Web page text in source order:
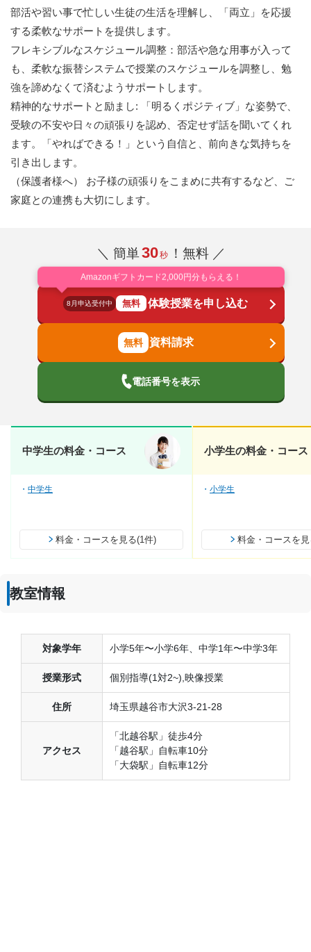
部活や習い事で忙しい生徒の生活を理解し、「両立」を応援
する柔軟なサポートを提供します。
フレキシブルなスケジュール調整：部活や急な用事が入って
も、柔軟な振替システムで授業のスケジュールを調整し、勉
強を諦めなくて済むようサポートします。
精神的なサポートと励まし: 「明るくポジティブ」な姿勢で、
受験の不安や日々の頑張りを認め、否定せず話を聞いてくれ
ます。「やればできる！」という自信と、前向きな気持ちを
引き出します。
（保護者様へ） お子様の頑張りをこまめに共有するなど、ご
家庭との連携も大切にします。
＼ 簡単30秒 ！無料 ／
Amazonギフトカード2,000円分もらえる！
8月申込受付中 無料 体験授業を申し込む
資料請求
電話番号を表示
中学生の料金・コース
中学生
料金・コースを見る(1件)
小学生の料金・コース
小学生
料金・コースを
教室情報
対象学年 小学5年〜小学6年、中学1年〜中学3年
授業形式 個別指導(1対2~),映像授業
住所 埼玉県越谷市大沢3-21-28
アクセス
「北越谷駅」徒歩4分
「越谷駅」自転車10分
「大袋駅」自転車12分